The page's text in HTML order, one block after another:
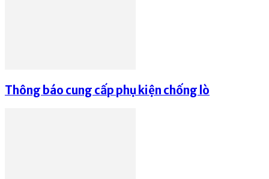
Thông báo cung cấp phụ kiện chống lò